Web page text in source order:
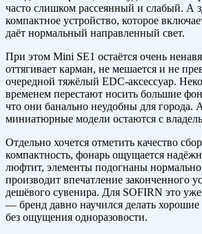
часто слишком рассеянный и слабый. А
компактное устройство, которое
даёт нормальный направленный свет.
При этом Mini SE1 остаётся очень
оттягивает карман, не мешается и не
очередной тяжёлый EDC-аксессуар.
временем перестают носить большие
что они банально неудобны для города.
миниатюрные модели остаются с
Отдельно хочется отметить качество
компактность, фонарь ощущается
люфтит, элементы подогнаны
производит впечатление законченного
дешёвого сувенира. Для SOFIRN это
— бренд давно научился делать
без ощущения одноразовости.